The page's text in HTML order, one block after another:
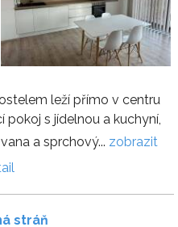
leží přímo v centru
s jídelnou a kuchyní,
a sprchový... zobrazit
stráň